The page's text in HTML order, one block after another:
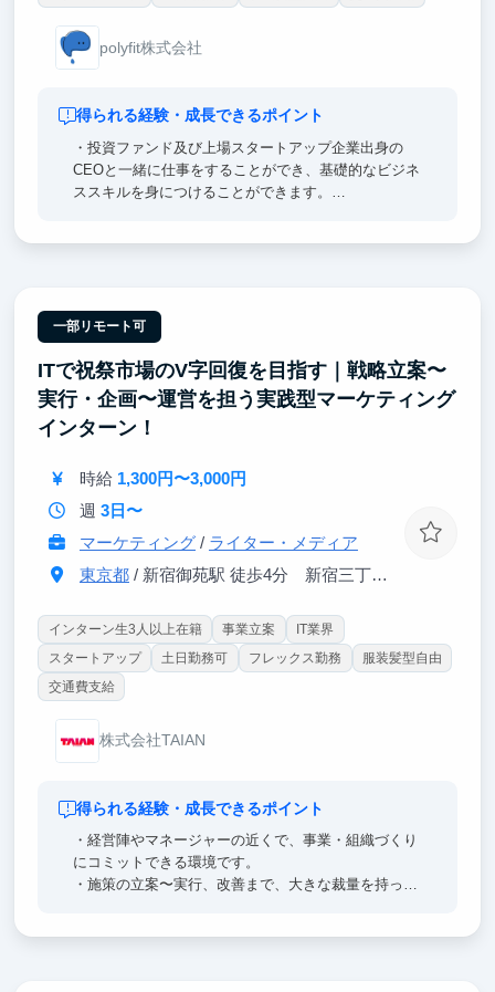
polyfit株式会社
得られる経験・成長できるポイント
・投資ファンド及び上場スタートアップ企業出身の
CEOと一緒に仕事をすることができ、基礎的なビジネ
ススキルを身につけることができます。
一部リモート可
ITで祝祭市場のV字回復を目指す｜戦略立案〜
実行・企画〜運営を担う実践型マーケティング
インターン！
時給 1,300円〜3,000円
週 3日〜
マーケティング/ ライター・メディア
東京都/ 新宿御苑駅 徒歩4分 新宿三丁目駅 徒歩6分
インターン生3人以上在籍 事業立案
IT業界
スタートアップ
土日勤務可 フレックス勤務
服装髪型自由
交通費支給
株式会社TAIAN
得られる経験・成長できるポイント
・経営陣やマネージャーの近くで、事業・組織づくり
にコミットできる環境です。
・施策の立案〜実行、改善まで、大きな裁量を持って